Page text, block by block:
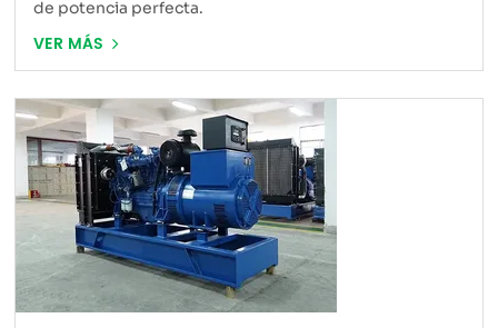
de potencia perfecta.
VER MÁS